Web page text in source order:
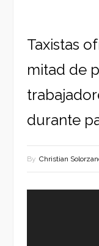
Taxistas
mitad de
durante
By Christian